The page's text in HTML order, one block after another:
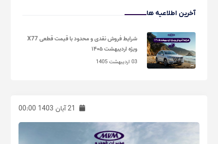
آخرین اطلاعیه ها
شرایط فروش نقدی و محدود با قیمت قطعی X77
ویژه اردیبهشت ۱۴۰۵
03 اردیبهشت 1405